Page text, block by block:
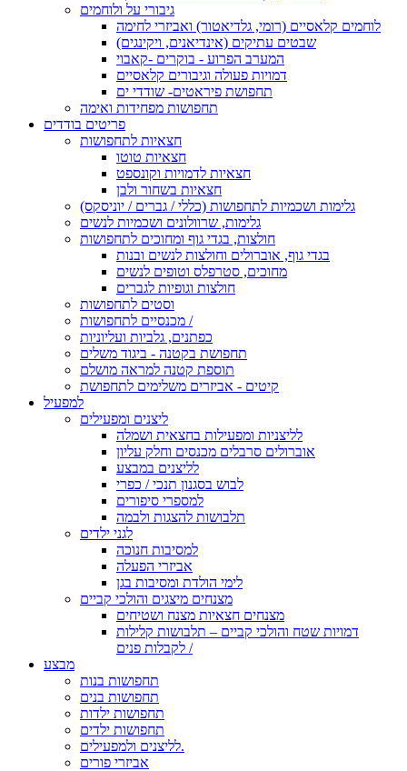
גיבורי על ולוחמים
לוחמים קלאסיים (רומי, גלדיאטור) ואביזרי לחימה
שבטים עתיקים (אינדיאנים, ויקינגים)
המערב הפרוע - בוקרים -קאבוי
דמויות פעולה וגיבורים קלאסיים
תחפושת פיראטים- שודדי ים
תחפושות מפחידות ואימה
פריטים בודדים
חצאיות לתחפושות
חצאיות טוטו
חצאיות לדמויות וקונספט
חצאיות בשחור ולבן
גלימות ושכמיות לתחפושות (כללי / גברים / יוניסקס)
גלימות, שרוולונים ושכמיות לנשים
חולצות, בגדי גוף ומחוכים לתחפושות
בגדי גוף, אוברולים וחולצות לנשים ובנות
מחוכים, סטרפלס וטופים לנשים
חולצות וגופיות לגברים
וסטים לתחפושות
מכנסיים לתחפושות /
כפתנים, גלביות ועליוניות
תחפושת בקטנה - ביגוד משלים
תוספת קטנה למראה מושלם
קיטים - אביזרים משלימים לתחפושת
למפעיל
ליצנים ומפעילים
לליצניות ומפעילות בחצאית ושמלה
אוברולים סרבלים מכנסים וחלק עליון
לליצנים במבצע
לבוש בסגנון תנכי / כפרי
למספרי סיפורים
תלבושות להצגות ולבמה
לגני ילדים
למסיבות חנוכה
אביזרי הפעלה
לימי הולדת ומסיבות בגן
מצנחים מיצגים והולכי קביים
מצנחים חצאיות מצנח ושטיחים
דמויות שטח והולכי קביים – תלבושות קלילות
לקבלות פנים /
מבצע
תחפושות בנות
תחפושות בנים
תחפושות ילדות
תחפושות ילדים
לליצנים ולמפעילים.
אביזרי פורים